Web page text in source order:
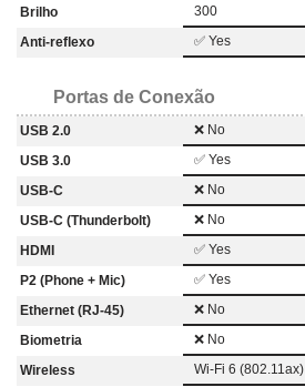
Brilho
300
Anti-reflexo
✅ Yes
Portas de Conexão
USB 2.0
❌ No
USB 3.0
✅ Yes
USB-C
❌ No
USB-C (Thunderbolt)
❌ No
HDMI
✅ Yes
P2 (Phone + Mic)
✅ Yes
Ethernet (RJ-45)
❌ No
Biometria
❌ No
Wireless
Wi-Fi 6 (802.11ax)